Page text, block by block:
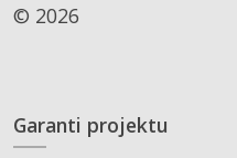
© 2026
Garanti projektu